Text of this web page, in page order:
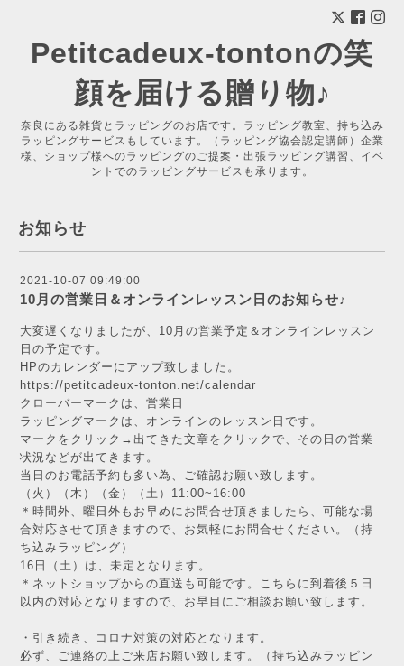
Petitcadeux-tontonの笑
顔を届ける贈り物♪
奈良にある雑貨とラッピングのお店です。ラッピング教室、持ち込み
ラッピングサービスもしています。（ラッピング協会認定講師）企業
様、ショップ様へのラッピングのご提案・出張ラッピング講習、イベ
ントでのラッピングサービスも承ります。
お知らせ
2021-10-07 09:49:00
10月の営業日＆オンラインレッスン日のお知らせ♪
大変遅くなりましたが、10月の営業予定＆オンラインレッスン
日の予定です。
HPのカレンダーにアップ致しました。
https://petitcadeux-tonton.net/calendar
クローバーマークは、営業日
ラッピングマークは、オンラインのレッスン日です。
マークをクリック→出てきた文章をクリックで、その日の営業
状況などが出てきます。
当日のお電話予約も多い為、ご確認お願い致します。
（火）（木）（金）（土）11:00~16:00
＊時間外、曜日外もお早めにお問合せ頂きましたら、可能な場
合対応させて頂きますので、お気軽にお問合せください。（持
ち込みラッピング）
16日（土）は、未定となります。
＊ネットショップからの直送も可能です。こちらに到着後５日
以内の対応となりますので、お早目にご相談お願い致します。
・引き続き、コロナ対策の対応となります。
必ず、ご連絡の上ご来店お願い致します。（持ち込みラッピン